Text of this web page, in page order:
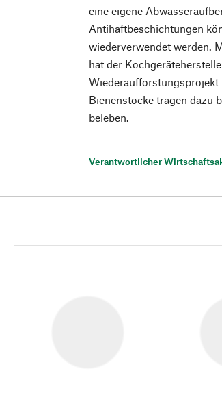
eine eigene
Antihaftbeschichtungen
wiederverwendet werden.
hat der
Wiederaufforstungsprojekt
Bienenstöcke tragen dazu
beleben.
Verantwortlicher